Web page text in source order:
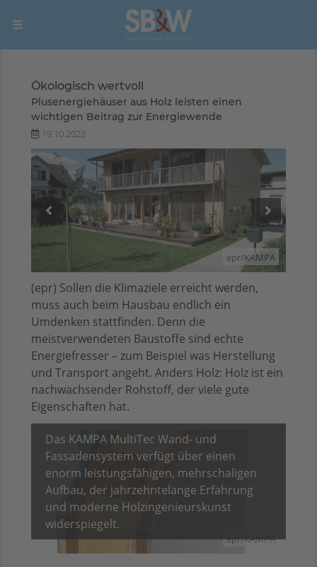
Ökologisch wertvoll
Plusenergiehäuser aus Holz leisten einen
wichtigen Beitrag zur Energiewende
19.10.2022
epr/KAMPA
(epr) Sollen die Klimaziele erreicht werden,
muss auch beim Hausbau endlich ein
Umdenken stattfinden. Denn die
meistverwendeten Baustoffe sind echte
Energiefresser – zum Beispiel was Herstellung
und Transport angeht. Anders Holz: Holz ist ein
nachwachsender Rohstoff, der viele gute
Eigenschaften hat.
epr/KAMPA
Das KAMPA MultiTec Wand- und
Fassadensystem verfügt über einen
enorm leistungsfähigen, mehrschaligen
Aufbau, der jahrzehntelange Erfahrung
und moderne Holzingenieurskunst
widerspiegelt.